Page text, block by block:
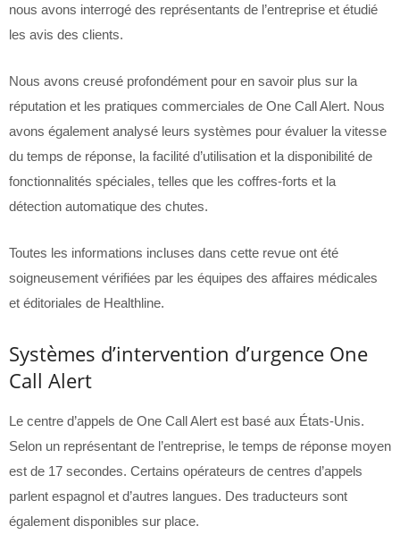
nous avons interrogé des représentants de l’entreprise et étudié
les avis des clients.
Nous avons creusé profondément pour en savoir plus sur la
réputation et les pratiques commerciales de One Call Alert. Nous
avons également analysé leurs systèmes pour évaluer la vitesse
du temps de réponse, la facilité d’utilisation et la disponibilité de
fonctionnalités spéciales, telles que les coffres-forts et la
détection automatique des chutes.
Toutes les informations incluses dans cette revue ont été
soigneusement vérifiées par les équipes des affaires médicales
et éditoriales de Healthline.
Systèmes d’intervention d’urgence One
Call Alert
Le centre d’appels de One Call Alert est basé aux États-Unis.
Selon un représentant de l’entreprise, le temps de réponse moyen
est de 17 secondes. Certains opérateurs de centres d’appels
parlent espagnol et d’autres langues. Des traducteurs sont
également disponibles sur place.